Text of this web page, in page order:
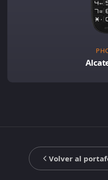
Volver al